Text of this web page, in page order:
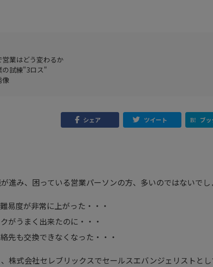
業はどう変わるか
の試練"3ロス"
像
シェア ツイート ブ
進み、困っている営業パーソンの方、多いのではないでし
易度が非常に上がった・・・
がうまく出来たのに・・・
先も交換できなくなった・・・
株式会社セレブリックスでセールスエバンジェリストと